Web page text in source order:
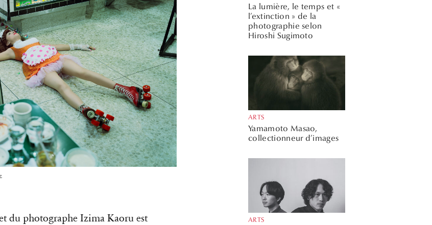
du photographe Izima Kaoru est
La lumière, le temps et «
l’extinction » de la
photographie selon
Hiroshi Sugimoto
ARTS
Yamamoto Masao,
collectionneur d’images
ARTS